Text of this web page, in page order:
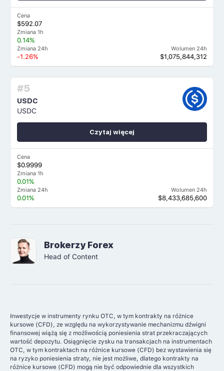
Cena
$592.07
Zmiana 1h
0.14%
Zmiana 24h
-1.26%
Wolumen 24h
$1,075,844,312
#5
USDC
USDC
Cena
$0.9999
Zmiana 1h
0.01%
Zmiana 24h
0.01%
Wolumen 24h
$8,433,685,600
Czytaj więcej
Brokerzy Forex
Head of Content
Inwestycje w instrumenty rynku OTC, w tym kontrakty na różnice
kursowe (CFD), ze względu na wykorzystywanie mechanizmu dźwigni
finansowej wiążą się z możliwością poniesienia strat przekraczających
wartość depozytu. Osiągnięcie zysku na transakcjach na instrumentach
OTC, w tym kontraktach na różnice kursowe (CFD) bez wystawienia się
na ryzyko poniesienia straty, nie jest możliwe, dlatego kontrakty na
różnice kursowe (CFD) mogą nie być odpowiednie dla wszystkich